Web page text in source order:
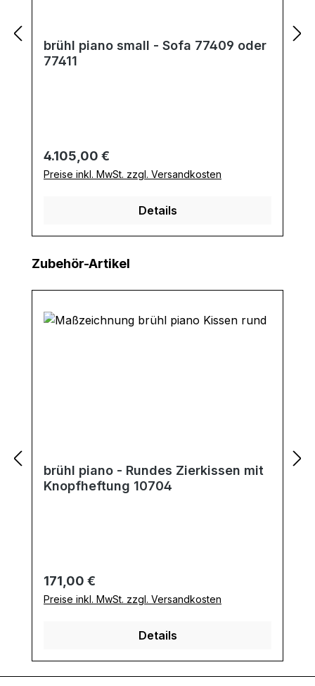
brühl piano small - Sofa 77409 oder
77411
Regulärer Preis:
4.105,00 €
Preise inkl. MwSt. zzgl. Versandkosten
Details
Produktgalerie überspringen
Zubehör-Artikel
brühl piano - Rundes Zierkissen mit
Knopfheftung 10704
Regulärer Preis:
171,00 €
Preise inkl. MwSt. zzgl. Versandkosten
Details